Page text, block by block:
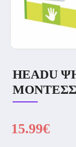
HEADU
15.99€